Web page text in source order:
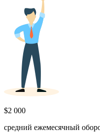
$2 000
средний ежемесячный